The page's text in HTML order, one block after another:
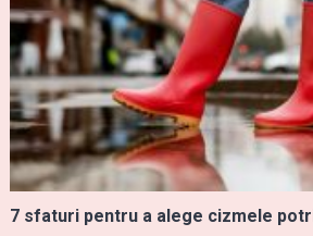
7 sfaturi pentru a alege cizmele